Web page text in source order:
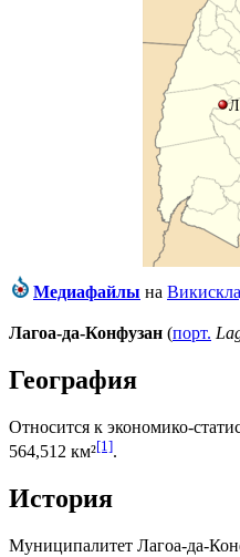
Медиафайлы на
Лагоа-да-Конфузан (порт.
География
Относится к экономико-
564,512 км²[1].
История
Муниципалитет Лагоа-да-